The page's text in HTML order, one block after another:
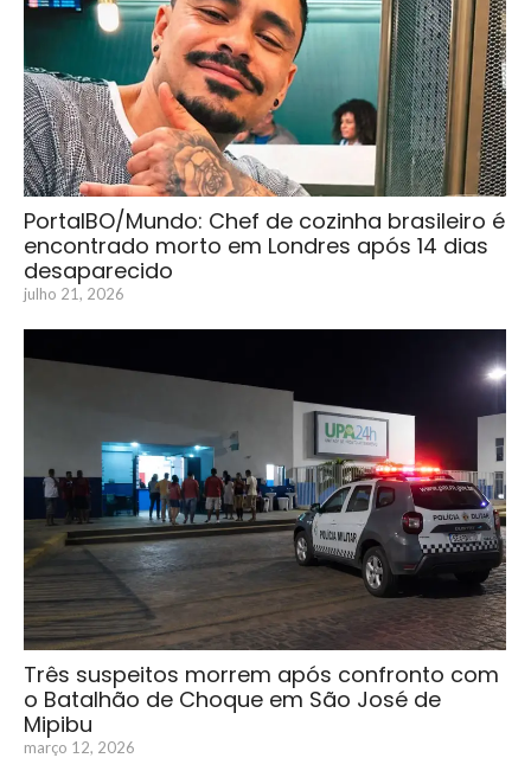
PortalBO/Mundo: Chef de cozinha brasileiro é
encontrado morto em Londres após 14 dias
desaparecido
julho 21, 2026
Três suspeitos morrem após confronto com
o Batalhão de Choque em São José de
Mipibu
março 12, 2026